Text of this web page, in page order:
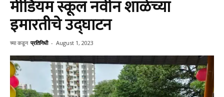
मीडियम स्कूल नवीन शाळेच्या
इमारतीचे उद्घाटन
च्या कडून प्रतिनिधी - August 1, 2023